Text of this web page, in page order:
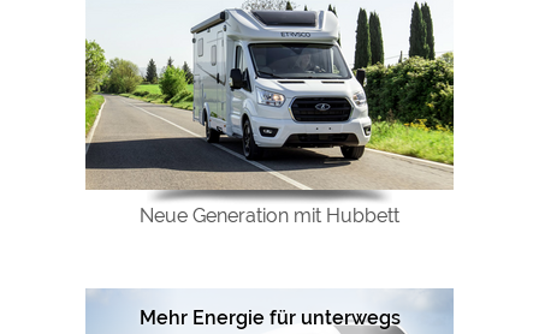
Neue Generation mit Hubbett
Mehr Energie für unterwegs